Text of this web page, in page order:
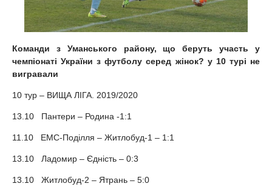
Команди з Уманського району, що беруть участь у
чемпіонаті України з футболу серед жінок? у 10 турі не
вигравали
10 тур – ВИЩА ЛІГА. 2019/2020
13.10 Пантери – Родина -1:1
11.10 ЕМС-Поділля – Житлобуд-1 – 1:1
13.10 Ладомир – Єдність – 0:3
13.10 Житлобуд-2 – Ятрань – 5:0